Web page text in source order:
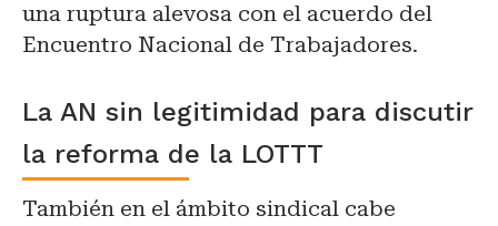
una ruptura alevosa con el acuerdo del
Encuentro Nacional de Trabajadores.
La AN sin legitimidad para discutir
la reforma de la LOTTT
También en el ámbito sindical cabe